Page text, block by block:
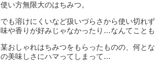
使い方無限大のはちみつ。
でも溶けにくいなど扱いづらさから使い切れ
味や香りが好みじゃなかったり…なんてこと
某おしゃれはちみつをもらったものの、何と
の美味しさにハマってしまって…